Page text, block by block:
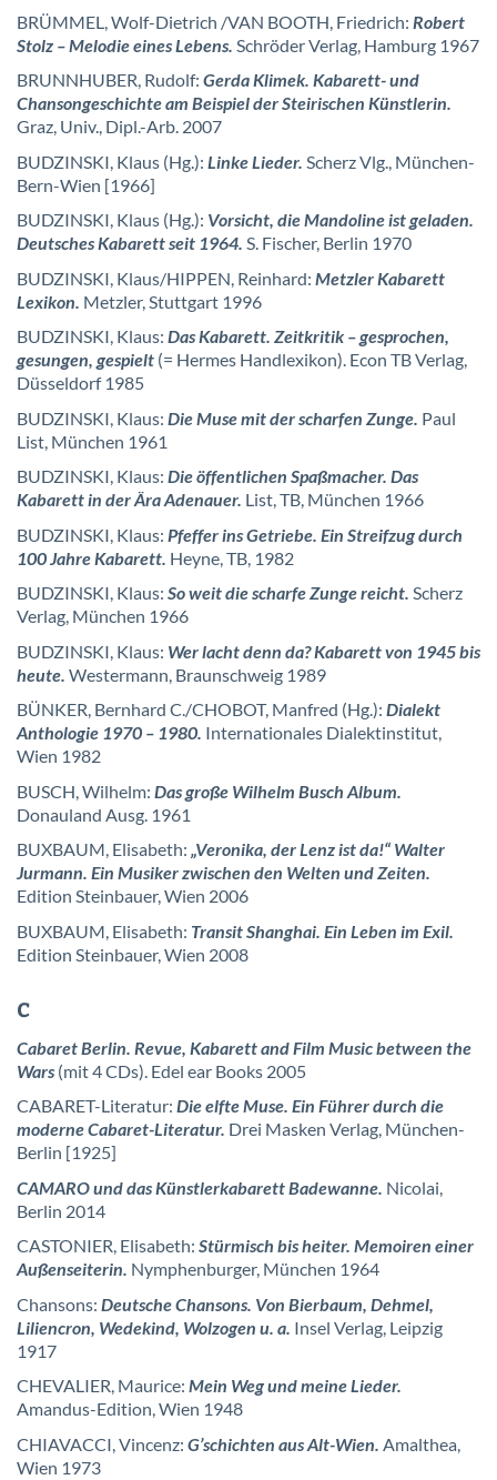
BRÜMMEL, Wolf-Dietrich /VAN BOOTH, Friedrich: Robert
Stolz – Melodie eines Lebens. Schröder Verlag, Hamburg 1967
BRUNNHUBER, Rudolf: Gerda Klimek. Kabarett- und
Chansongeschichte am Beispiel der Steirischen Künstlerin.
Graz, Univ., Dipl.-Arb. 2007
BUDZINSKI, Klaus (Hg.): Linke Lieder. Scherz Vlg., München-
Bern-Wien [1966]
BUDZINSKI, Klaus (Hg.): Vorsicht, die Mandoline ist geladen.
Deutsches Kabarett seit 1964. S. Fischer, Berlin 1970
BUDZINSKI, Klaus/HIPPEN, Reinhard: Metzler Kabarett
Lexikon. Metzler, Stuttgart 1996
BUDZINSKI, Klaus: Das Kabarett. Zeitkritik – gesprochen,
gesungen, gespielt (= Hermes Handlexikon). Econ TB Verlag,
Düsseldorf 1985
BUDZINSKI, Klaus: Die Muse mit der scharfen Zunge. Paul
List, München 1961
BUDZINSKI, Klaus: Die öffentlichen Spaßmacher. Das
Kabarett in der Ära Adenauer. List, TB, München 1966
BUDZINSKI, Klaus: Pfeffer ins Getriebe. Ein Streifzug durch
100 Jahre Kabarett. Heyne, TB, 1982
BUDZINSKI, Klaus: So weit die scharfe Zunge reicht. Scherz
Verlag, München 1966
BUDZINSKI, Klaus: Wer lacht denn da? Kabarett von 1945 bis
heute. Westermann, Braunschweig 1989
BÜNKER, Bernhard C./CHOBOT, Manfred (Hg.): Dialekt
Anthologie 1970 – 1980. Internationales Dialektinstitut,
Wien 1982
BUSCH, Wilhelm: Das große Wilhelm Busch Album.
Donauland Ausg. 1961
BUXBAUM, Elisabeth: „Veronika, der Lenz ist da!“ Walter
Jurmann. Ein Musiker zwischen den Welten und Zeiten.
Edition Steinbauer, Wien 2006
BUXBAUM, Elisabeth: Transit Shanghai. Ein Leben im Exil.
Edition Steinbauer, Wien 2008
C
Cabaret Berlin. Revue, Kabarett and Film Music between the
Wars (mit 4 CDs). Edel ear Books 2005
CABARET-Literatur: Die elfte Muse. Ein Führer durch die
moderne Cabaret-Literatur. Drei Masken Verlag, München-
Berlin [1925]
CAMARO und das Künstlerkabarett Badewanne. Nicolai,
Berlin 2014
CASTONIER, Elisabeth: Stürmisch bis heiter. Memoiren einer
Außenseiterin. Nymphenburger, München 1964
Chansons: Deutsche Chansons. Von Bierbaum, Dehmel,
Liliencron, Wedekind, Wolzogen u. a. Insel Verlag, Leipzig
1917
CHEVALIER, Maurice: Mein Weg und meine Lieder.
Amandus-Edition, Wien 1948
CHIAVACCI, Vincenz: G’schichten aus Alt-Wien. Amalthea,
Wien 1973